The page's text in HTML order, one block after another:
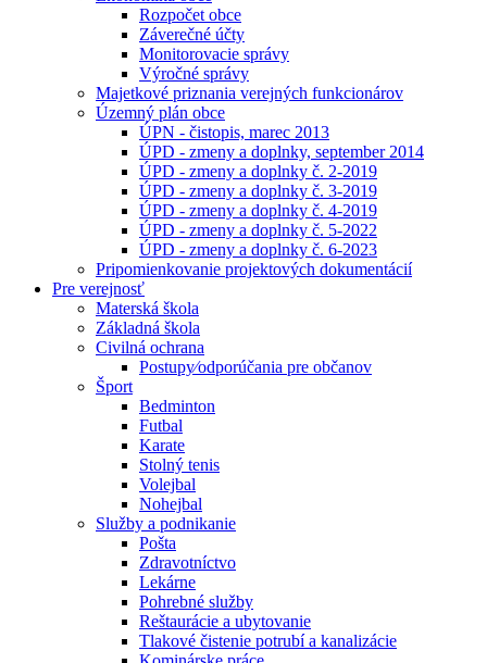
Rozpočet obce
Záverečné účty
Monitorovacie správy
Výročné správy
Majetkové priznania verejných funkcionárov
Územný plán obce
ÚPN - čistopis, marec 2013
ÚPD - zmeny a doplnky, september 2014
ÚPD - zmeny a doplnky č. 2-2019
ÚPD - zmeny a doplnky č. 3-2019
ÚPD - zmeny a doplnky č. 4-2019
ÚPD - zmeny a doplnky č. 5-2022
ÚPD - zmeny a doplnky č. 6-2023
Pripomienkovanie projektových dokumentácií
Pre verejnosť
Materská škola
Základná škola
Civilná ochrana
Postupy⁄odporúčania pre občanov
Šport
Bedminton
Futbal
Karate
Stolný tenis
Volejbal
Nohejbal
Služby a podnikanie
Pošta
Zdravotníctvo
Lekárne
Pohrebné služby
Reštaurácie a ubytovanie
Tlakové čistenie potrubí a kanalizácie